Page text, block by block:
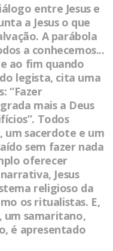
entre Jesus e
a Jesus o que
A parábola
a conhecemos...
ao fim quando
legista, cita uma
“Fazer
mais a Deus
Todos
um sacerdote e um
sem fazer nada
oferecer
Jesus
religioso da
os ritualistas. E,
um samaritano,
é apresentado